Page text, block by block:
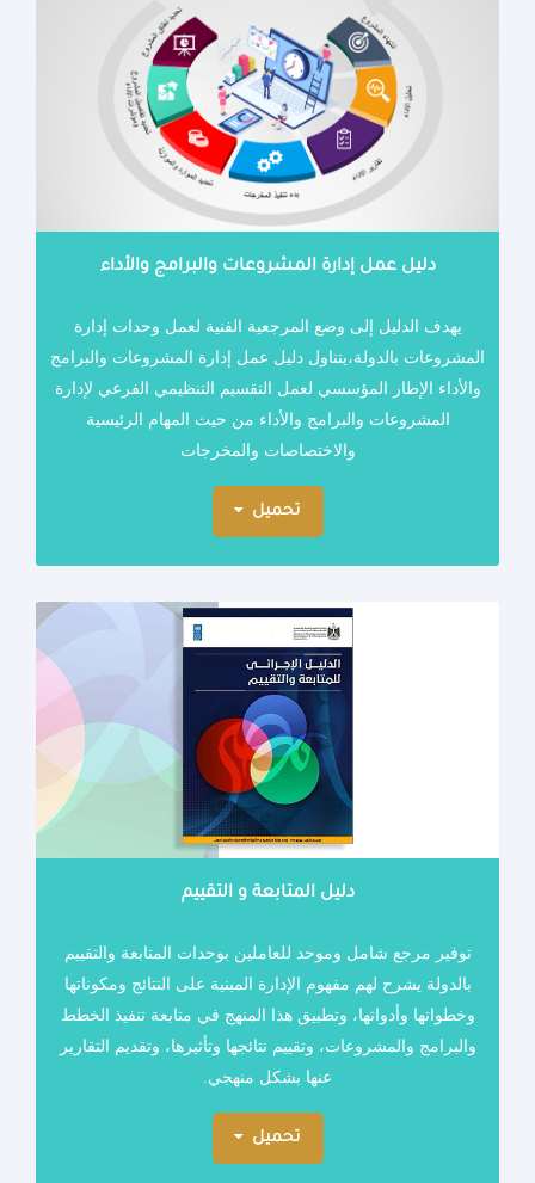
دليل عمل إدارة المشروعات والبرامج والأداء
يهدف الدليل إلى وضع المرجعية الفنية لعمل وحدات إدارة
المشروعات بالدولة،يتناول دليل عمل إدارة المشروعات والبرامج
والأداء الإطار المؤسسي لعمل التقسيم التنظيمي الفرعي لإدارة
المشروعات والبرامج والأداء من حيث المهام الرئيسية
والاختصاصات والمخرجات
تحميل
دليل المتابعة و التقييم
توفير مرجع شامل وموحد للعاملين بوحدات المتابعة والتقييم
بالدولة يشرح لهم مفهوم الإدارة المبنية على النتائج ومكوناتها
وخطواتها وأدواتها، وتطبيق هذا المنهج في متابعة تنفيذ الخطط
والبرامج والمشروعات، وتقييم نتائجها وتأثيرها، وتقديم التقارير
عنها بشكل منهجي.
تحميل